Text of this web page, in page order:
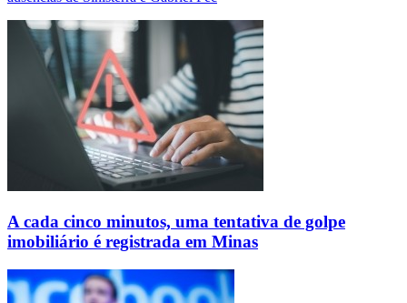
A cada cinco minutos, uma tentativa de golpe
imobiliário é registrada em Minas